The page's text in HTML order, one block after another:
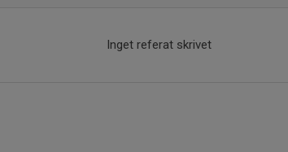
Inget referat skrivet